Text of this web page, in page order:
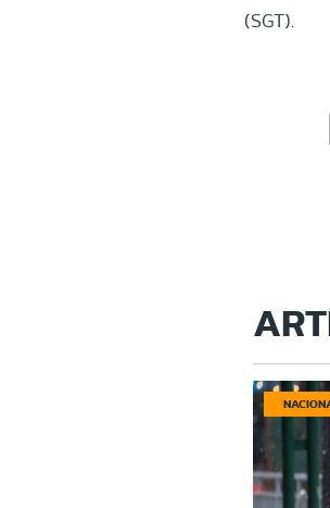
(SGT).